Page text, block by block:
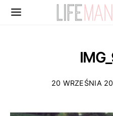
20 WRZEŚNIA